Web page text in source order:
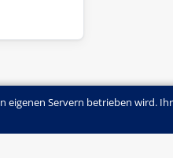
eigenen Servern betrieben wird.